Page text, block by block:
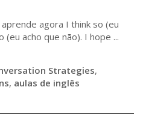
agora I think so (eu
acho que não). I hope ...
Strategies,
, aulas de inglês